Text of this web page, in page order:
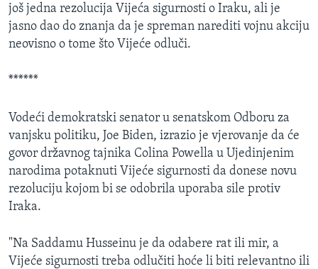
još jedna rezolucija Vijeća sigurnosti o Iraku, ali je
jasno dao do znanja da je spreman narediti vojnu akciju
neovisno o tome što Vijeće odluči.
******
Vodeći demokratski senator u senatskom Odboru za
vanjsku politiku, Joe Biden, izrazio je vjerovanje da će
govor državnog tajnika Colina Powella u Ujedinjenim
narodima potaknuti Vijeće sigurnosti da donese novu
rezoluciju kojom bi se odobrila uporaba sile protiv
Iraka.
"Na Saddamu Husseinu je da odabere rat ili mir, a
Vijeće sigurnosti treba odlučiti hoće li biti relevantno ili